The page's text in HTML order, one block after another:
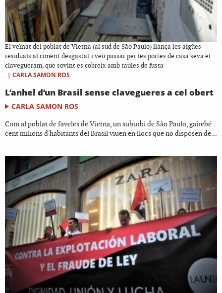
El veïnat del poblat de Vietna (al sud de São Paulo) llança les aigües
residuals al ciment desgastat i veu passar per les portes de casa seva el
clavegueram, que sovint es cobreix amb taules de fusta
| CARLA SAMON ROS
L’anhel d’un Brasil sense clavegueres a cel obert
CARLA SAMON ROS
Com al poblat de faveles de Vietna, un suburbi de São Paulo, gairebé
cent milions d'habitants del Brasil viuen en llocs que no disposen de...